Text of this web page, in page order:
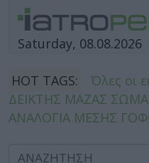
Saturday, 08.08.2026
HOT TAGS:
Όλες οι
ΔΕΙΚΤΗΣ ΜΑΖΑΣ
ΑΝΑΛΟΓΙΑ ΜΕΣΗΣ